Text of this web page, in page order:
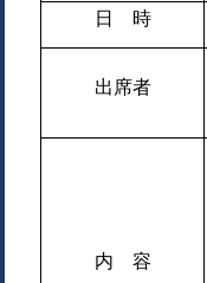
日 時
出席者
内 容